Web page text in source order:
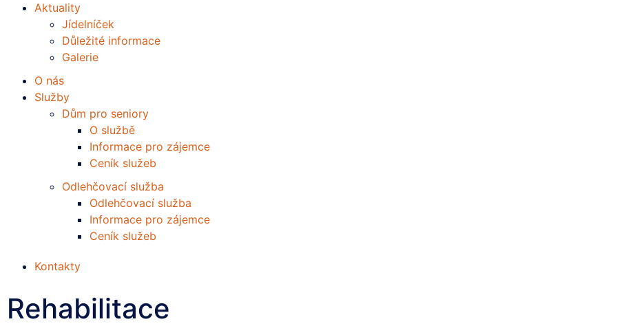
Aktuality
Jídelníček
Důležité informace
Galerie
O nás
Služby
Dům pro seniory
O službě
Informace pro zájemce
Ceník služeb
Odlehčovací služba
Odlehčovací služba
Informace pro zájemce
Ceník služeb
Kontakty
Rehabilitace